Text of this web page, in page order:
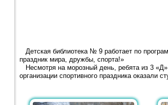
Детская библиотека № 9 работает по
праздник мира, дружбы, спорта!»
Несмотря на морозный день, ребята из 3
организации спортивного праздника